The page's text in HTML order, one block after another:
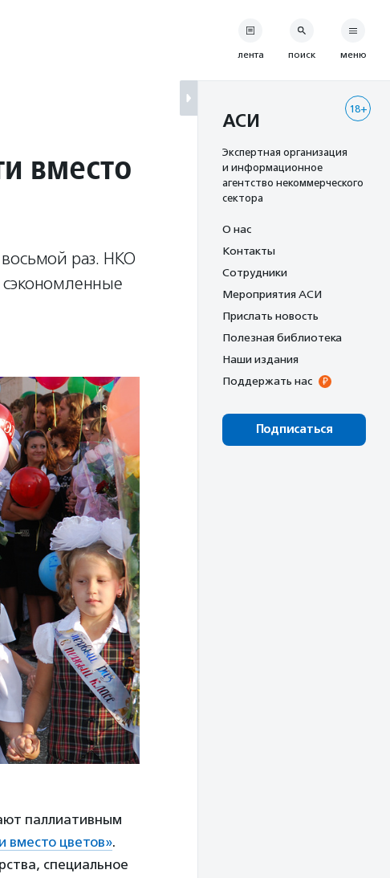
вместо
раз. НКО
сэкономленные
паллиативным
вместо цветов».
специальное
лента поиск меню
18+
АСИ
Экспертная организация
и информационное
агентство некоммерческого
сектора
О нас
Контакты
Сотрудники
Мероприятия АСИ
Прислать новость
Полезная библиотека
Наши издания
Поддержать нас
Подписаться